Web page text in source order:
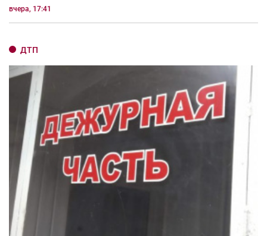
вчера, 17:41
ДТП